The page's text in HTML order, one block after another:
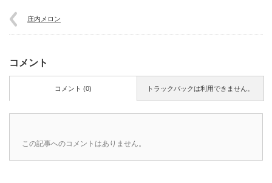
庄内メロン
コメント
トラックバックは利用できません。
コメント (0)
この記事へのコメントはありません。